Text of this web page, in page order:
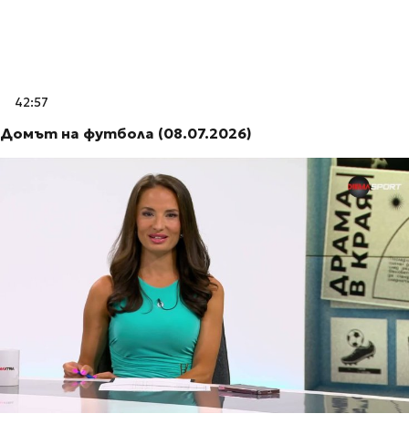
42:57
Домът на футбола (08.07.2026)